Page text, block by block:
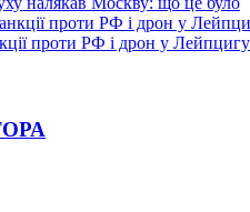
проти РФ і дрон у Лейпцигу